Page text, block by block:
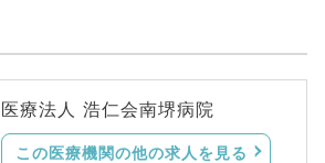
医療法人 浩仁会南堺病院
この医療機関の他の求人を見る